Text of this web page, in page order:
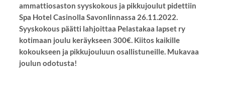
ammattiosaston syyskokous ja pikkujoulut pidettiin
Spa Hotel Casinolla Savonlinnassa 26.11.2022.
Syyskokous päätti lahjoittaa Pelastakaa lapset ry
kotimaan joulu keräykseen 300€. Kiitos kaikille
kokoukseen ja pikkujouluun osallistuneille. Mukavaa
joulun odotusta!